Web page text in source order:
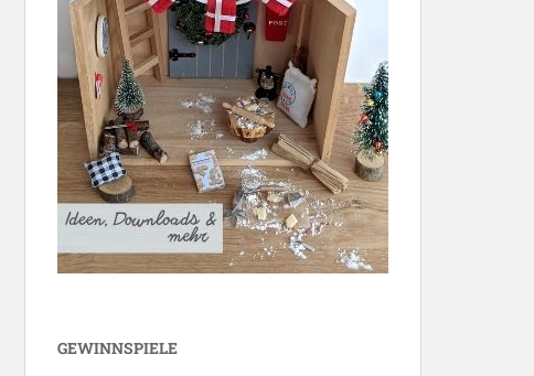
GEWINNSPIELE